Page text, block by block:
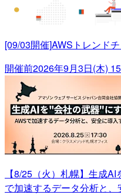
[09/03開催]AWSトレンド
開催前2026年9月3日(木)
【8/25（火）札幌】生成
で加速するデータ分析と